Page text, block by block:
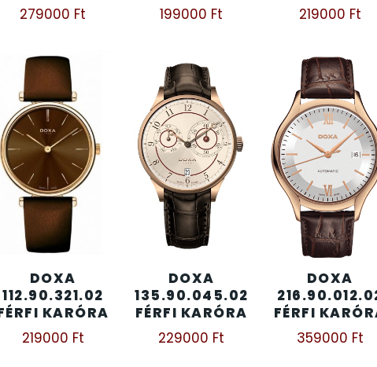
279000 Ft
199000 Ft
219000 Ft
DOXA
112.90.321.02
KARÓRA
219000 Ft
DOXA
135.90.045.02
FÉRFI KARÓRA
229000 Ft
DOXA
FÉRFI
359000 Ft
95
3
83